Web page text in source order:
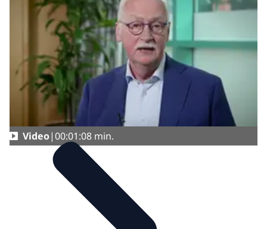
Video 00:01:08 min.